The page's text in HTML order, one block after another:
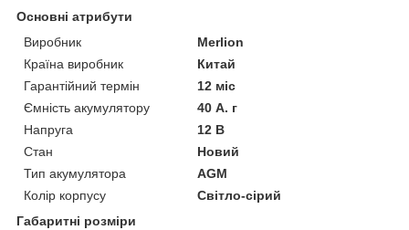
Основні атрибути
Виробник
Merlion
Країна виробник
Китай
Гарантійний термін
12 міс
Ємність акумулятору
40 А. г
Напруга
12 В
Стан
Новий
Тип акумулятора
AGM
Колір корпусу
Світло-сірий
Габаритні розміри